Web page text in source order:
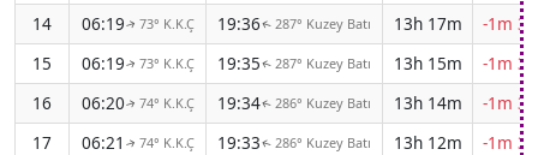
14
06:19↑ 73° K.K.Ç 19:36↑ 287° Kuzey Batı 13h 17m
-1m
15
06:19↑ 73° K.K.Ç 19:35↑ 287° Kuzey Batı 13h 15m
-1m
16
06:20↑ 74° K.K.Ç 19:34↑ 286° Kuzey Batı 13h 14m
-1m
17
06:21 ↑ 74° K.K.Ç 19:33↑ 286° Kuzey Batı 13h 12m
-1m